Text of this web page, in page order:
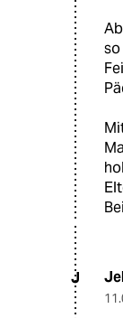
so
J